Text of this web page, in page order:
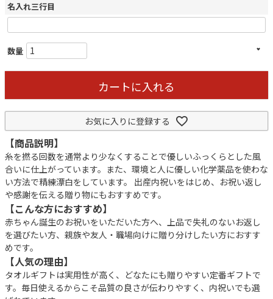
名入れ三行目
カートに入れる
お気に入りに登録する
【商品説明】
糸を撚る回数を通常より少なくすることで優しいふっくらとした風
合いに仕上がっています。また、環境と人に優しい化学薬品を使わな
い方法で精練漂白をしています。 出産内祝いをはじめ、お祝い返し
や感謝を伝える贈り物にもおすすめです。
【こんな方におすすめ】
赤ちゃん誕生のお祝いをいただいた方へ、上品で失礼のないお返し
を選びたい方、親族や友人・職場向けに贈り分けしたい方におすす
めです。
【人気の理由】
タオルギフトは実用性が高く、どなたにも贈りやすい定番ギフトで
す。毎日使えるからこそ品質の良さが伝わりやすく、内祝いでも選